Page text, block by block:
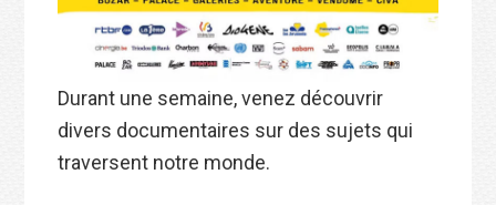
Durant une semaine, venez découvrir
divers documentaires sur des sujets qui
traversent notre monde.